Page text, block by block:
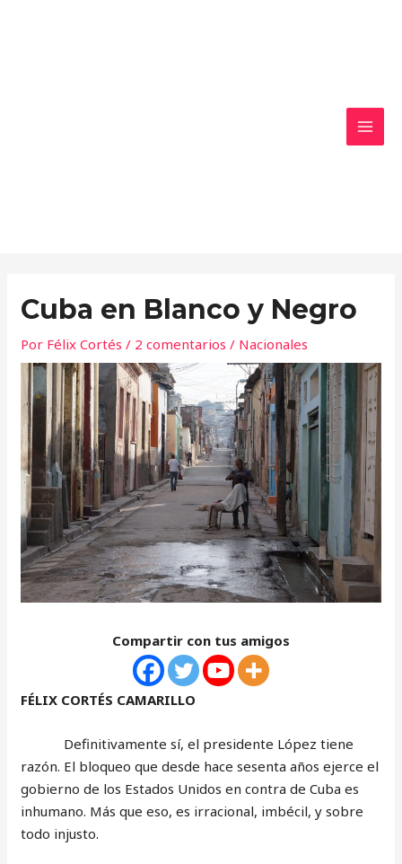
Cuba en Blanco y Negro
Por Félix Cortés/ 2 comentarios / Nacionales
Compartir con tus amigos
FÉLIX CORTÉS CAMARILLO
Definitivamente sí, el presidente López tiene
razón. El bloqueo que desde hace sesenta años ejerce el
gobierno de los Estados Unidos en contra de Cuba es
inhumano. Más que eso, es irracional, imbécil, y sobre
todo injusto.